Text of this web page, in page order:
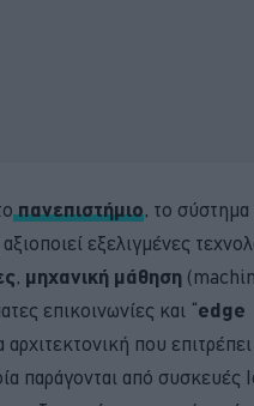
πανεπιστήμιο, το σύστημα
εξελιγμένες
, μηχανική μάθηση
επικοινωνίες και “edge
αρχιτεκτονική που
παράγονται από συσκευές